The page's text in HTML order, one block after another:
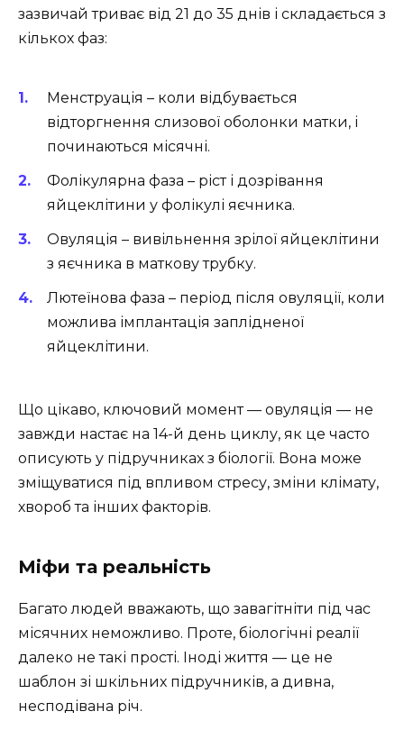
зазвичай триває від 21 до 35 днів і складається з
кількох фаз:
Менструація – коли відбувається
відторгнення слизової оболонки матки, і
починаються місячні.
Фолікулярна фаза – ріст і дозрівання
яйцеклітини у фолікулі яєчника.
Овуляція – вивільнення зрілої яйцеклітини
з яєчника в маткову трубку.
Лютеїнова фаза – період після овуляції, коли
можлива імплантація заплідненої
яйцеклітини.
Що цікаво, ключовий момент — овуляція — не
завжди настає на 14-й день циклу, як це часто
описують у підручниках з біології. Вона може
зміщуватися під впливом стресу, зміни клімату,
хвороб та інших факторів.
Міфи та реальність
Багато людей вважають, що завагітніти під час
місячних неможливо. Проте, біологічні реалії
далеко не такі прості. Іноді життя — це не
шаблон зі шкільних підручників, а дивна,
несподівана річ.